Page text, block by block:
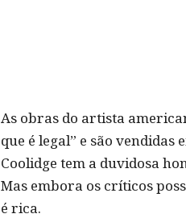
As obras do artista
que é legal” e são vendidas
Coolidge tem a duvidosa
Mas embora os críticos
é rica.